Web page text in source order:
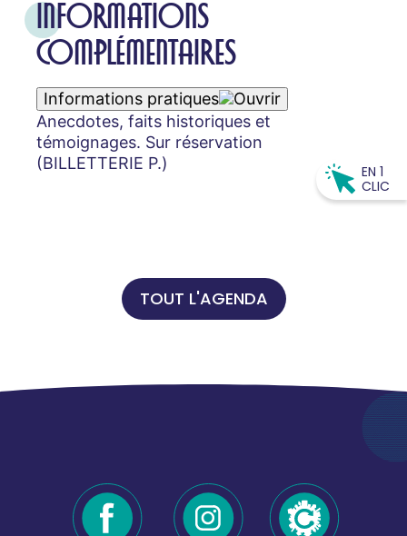
INFORMATIONS
COMPLÉMENTAIRES
Informations pratiques
Anecdotes, faits historiques et
témoignages. Sur réservation
(BILLETTERIE P.)
TOUT L'AGENDA
EN 1
CLIC